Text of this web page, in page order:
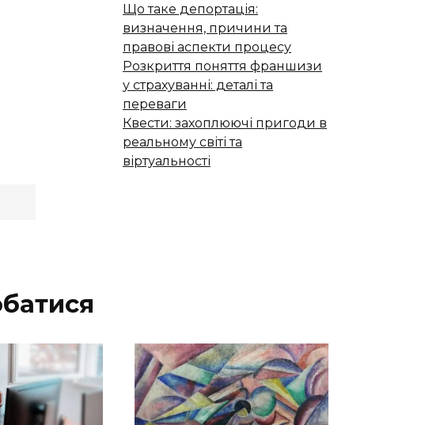
Що таке депортація:
визначення, причини та
правові аспекти процесу
Розкриття поняття франшизи
у страхуванні: деталі та
переваги
Квести: захоплюючі пригоди в
реальному світі та
віртуальності